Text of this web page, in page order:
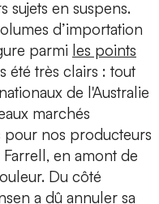
sujets en suspens.
d’importation
parmi les points
été très clairs : tout
de l'Australie
marchés
nos producteurs
en amont de
Du côté
a dû annuler sa